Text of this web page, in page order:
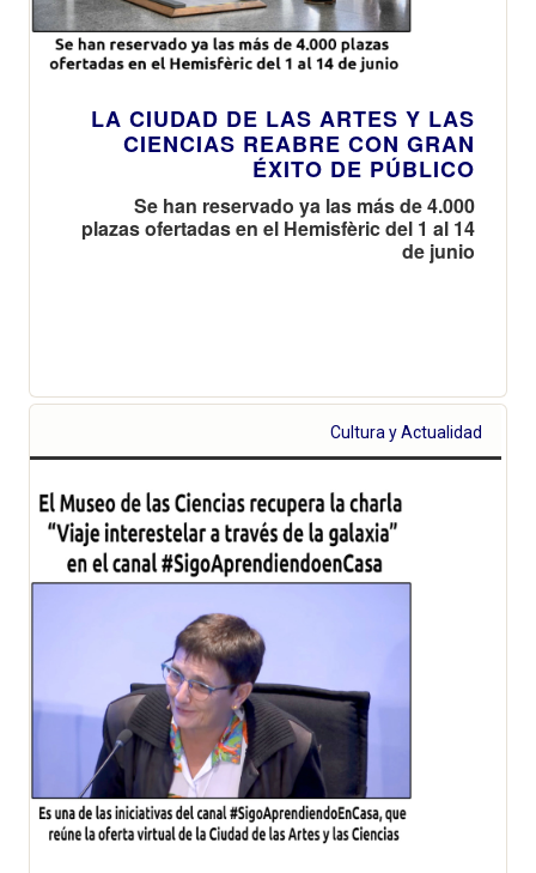
LA CIUDAD DE LAS ARTES Y LAS
CIENCIAS REABRE CON GRAN
ÉXITO DE PÚBLICO
Se han reservado ya las más de 4.000
plazas ofertadas en el Hemisfèric del 1 al 14
de junio
Cultura y Actualidad